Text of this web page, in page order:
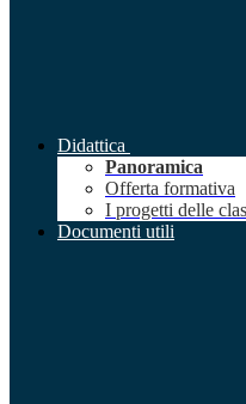
Didattica
Panoramica
Offerta formativa
I progetti delle
Documenti utili